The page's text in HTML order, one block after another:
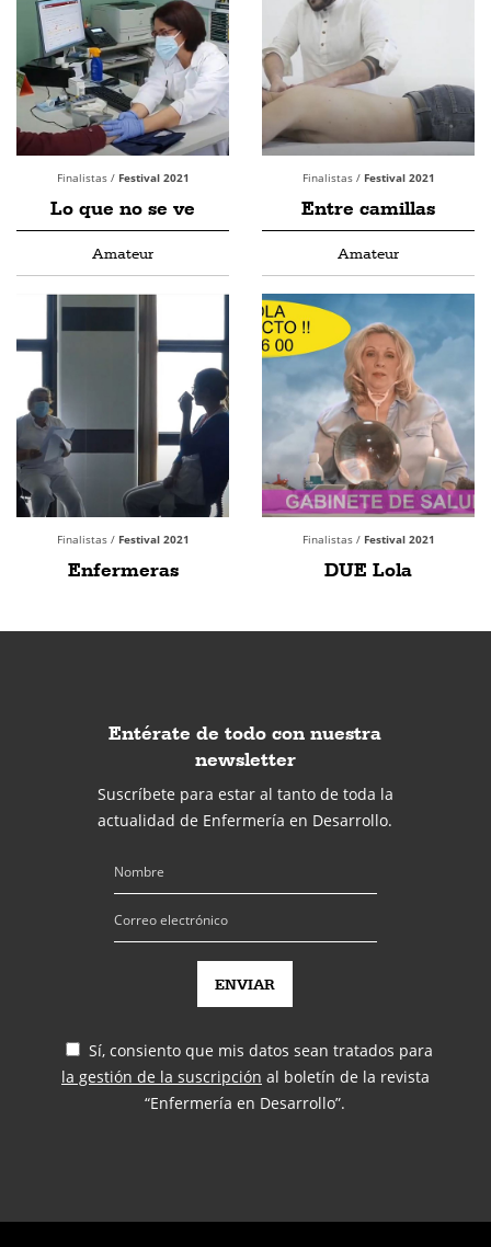
Finalistas / Festival 2021
Lo que no se ve
Finalistas / Festival 2021
Entre camillas
Amateur
Finalistas / Festival 2021
Enfermeras
Amateur
Finalistas / Festival 2021
DUE Lola
Entérate de todo con nuestra
newsletter
Suscríbete para estar al tanto de toda la
actualidad de Enfermería en Desarrollo.
Sí, consiento que mis datos sean tratados para
la gestión de la suscripción al boletín de la revista
“Enfermería en Desarrollo”.